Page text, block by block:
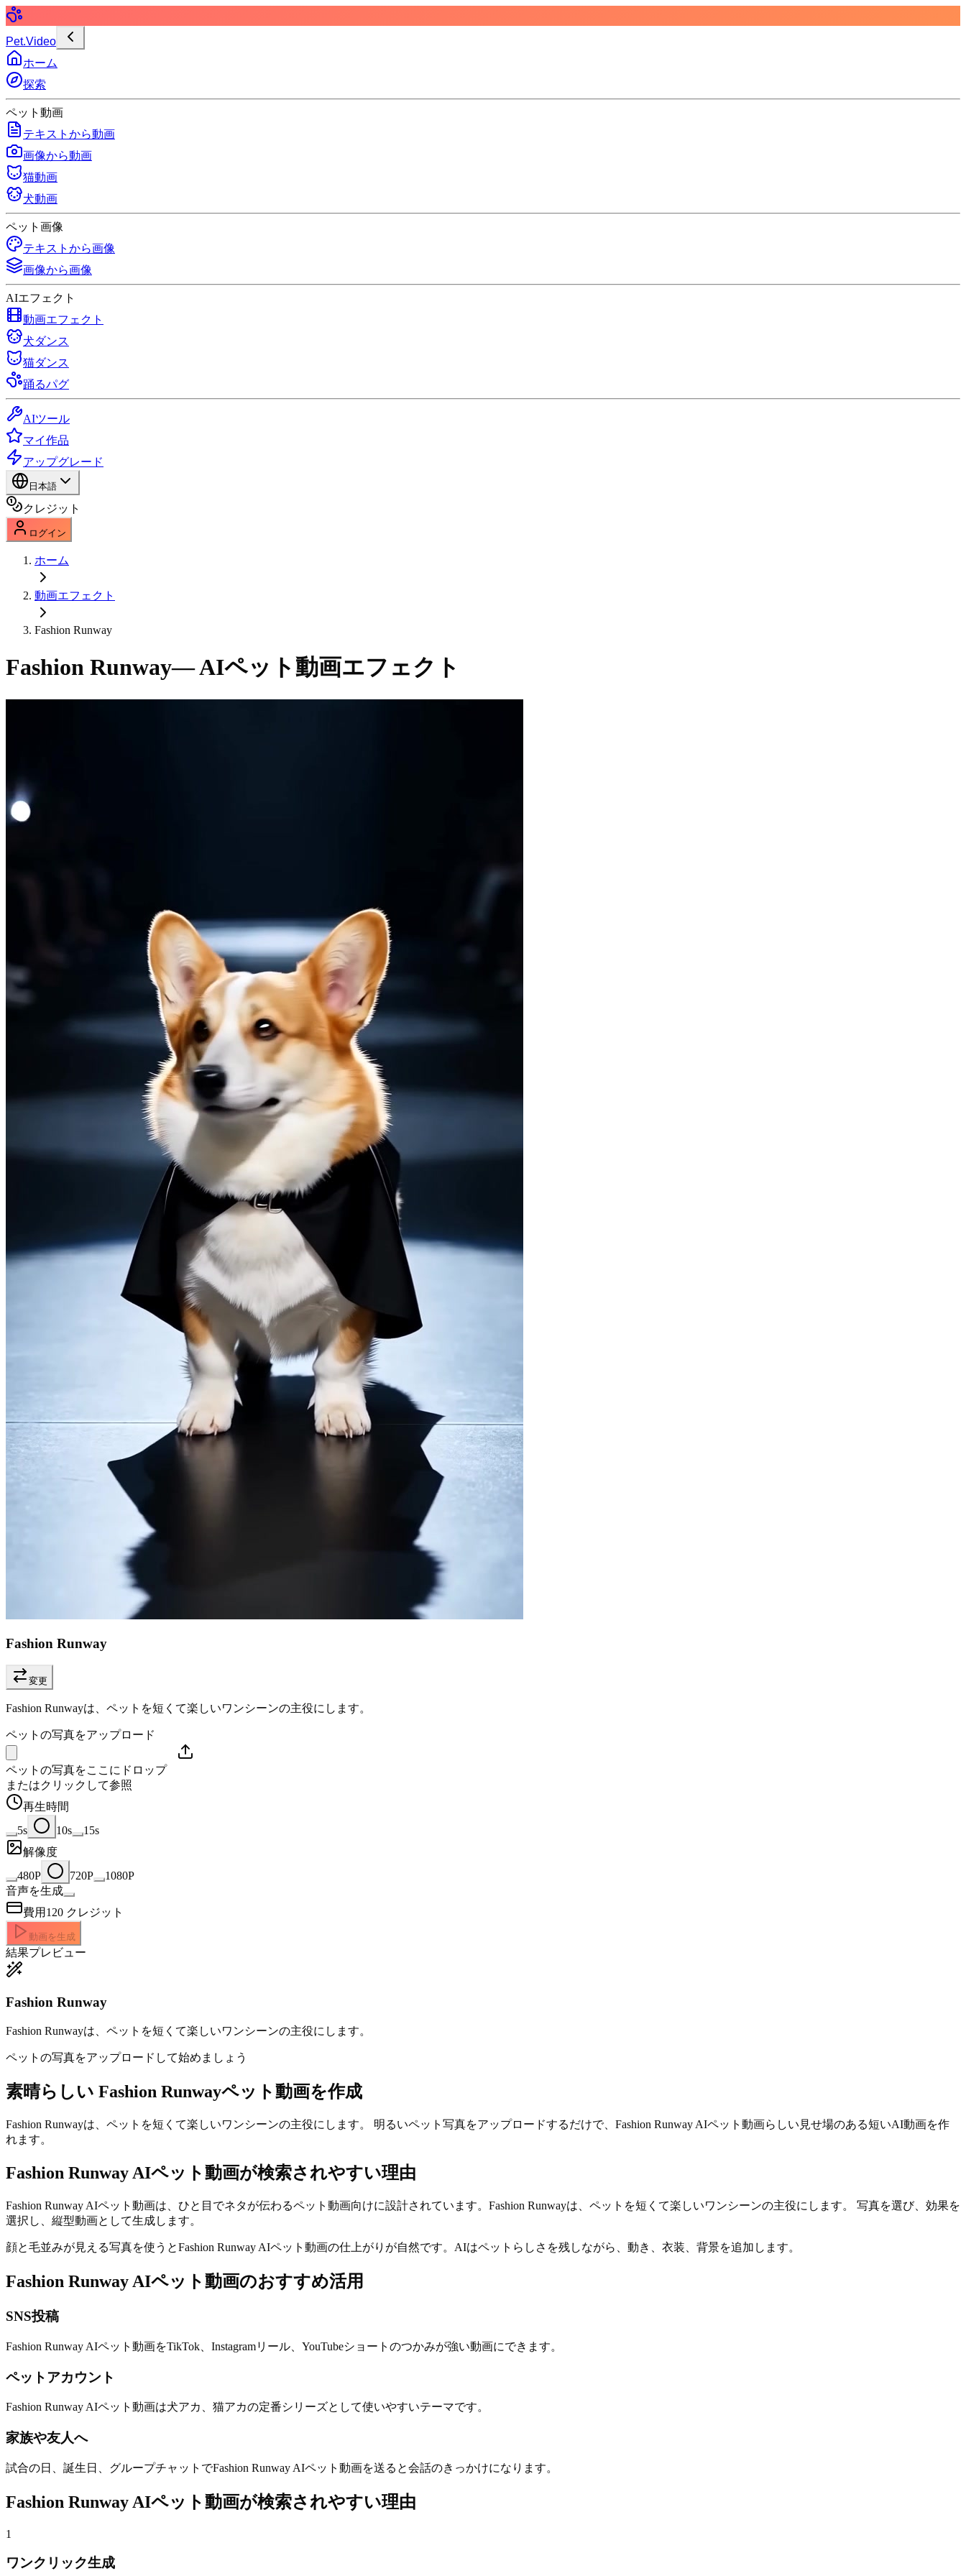
Pet.Video
ホーム
探索
ペット動画
テキストから動画
画像から動画
猫動画
犬動画
ペット画像
テキストから画像
画像から画像
AIエフェクト
動画エフェクト
犬ダンス
猫ダンス
踊るパグ
AIツール
マイ作品
アップグレード
日本語
クレジット
ログイン
ホーム
動画エフェクト
Fashion Runway
Fashion Runway— AIペット動画エフェクト
Fashion Runway
変更
Fashion Runwayは、ペットを短くて楽しいワンシーンの主役にします。
ペットの写真をアップロード
ペットの写真をここにドロップ
またはクリックして参照
再生時間
5s
10s
15s
解像度
480P
720P
1080P
音声を生成
費用 120 クレジット
動画を生成
結果プレビュー
Fashion Runway
Fashion Runwayは、ペットを短くて楽しいワンシーンの主役にします。
ペットの写真をアップロードして始めましょう
素晴らしい Fashion Runwayペット動画を作成
Fashion Runwayは、ペットを短くて楽しいワンシーンの主役にします。 明るいペット写真をアップロードするだけで、Fashion Runway AIペット動画らしい見せ場のある短いAI動画を作
れます。
Fashion Runway AIペット動画が検索されやすい理由
Fashion Runway AIペット動画は、ひと目でネタが伝わるペット動画向けに設計されています。Fashion Runwayは、ペットを短くて楽しいワンシーンの主役にします。 写真を選び、効果を
選択し、縦型動画として生成します。
顔と毛並みが見える写真を使うとFashion Runway AIペット動画の仕上がりが自然です。AIはペットらしさを残しながら、動き、衣装、背景を追加します。
Fashion Runway AIペット動画のおすすめ活用
SNS投稿
Fashion Runway AIペット動画をTikTok、Instagramリール、YouTubeショートのつかみが強い動画にできます。
ペットアカウント
Fashion Runway AIペット動画は犬アカ、猫アカの定番シリーズとして使いやすいテーマです。
家族や友人へ
試合の日、誕生日、グループチャットでFashion Runway AIペット動画を送ると会話のきっかけになります。
Fashion Runway AIペット動画が検索されやすい理由
1
ワンクリック生成